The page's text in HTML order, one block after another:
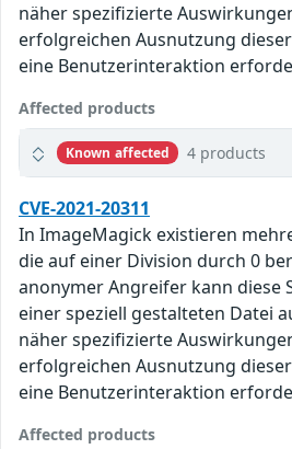
näher spezifizierte
erfolgreichen Ausnutzung
eine Benutzerinteraktion
Affected products
Known affected 4 products
CVE-2021-20311
In ImageMagick existieren
die auf einer Division durch 0
anonymer Angreifer kann diese
einer speziell gestalteten Datei
näher spezifizierte
erfolgreichen Ausnutzung
eine Benutzerinteraktion
Affected products